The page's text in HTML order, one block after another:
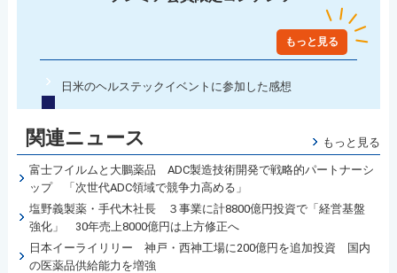
もっと見る
日米のヘルステックイベントに参加した感想
関連ニュース もっと見る
富士フイルムと大鵬薬品 ADC製造技術開発で戦略的パートナーシ
ップ 「次世代ADC領域で競争力高める」
塩野義製薬・手代木社長 ３事業に計8800億円投資で「経営基盤
強化」 30年売上8000億円は上方修正へ
日本イーライリリー 神戸・西神工場に200億円を追加投資 国内
の医薬品供給能力を増強